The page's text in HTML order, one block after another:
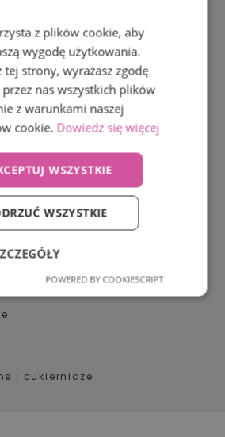
kompleksową obsługę cateringową
wyjątkowego wydarzenia – uroczystej
Fundacji Śląskie Anioły.
i cukiernicze
z plików cookie, aby
wygodę użytkowania.
tej strony, wyrażasz zgodę
nas wszystkich plików
z warunkami naszej
cookie. Dowiedz się więcej
WSZYSTKIE
WSZYSTKIE
Wydajność
POWERED BY COOKIESCRIPT